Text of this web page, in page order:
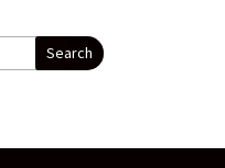
Search